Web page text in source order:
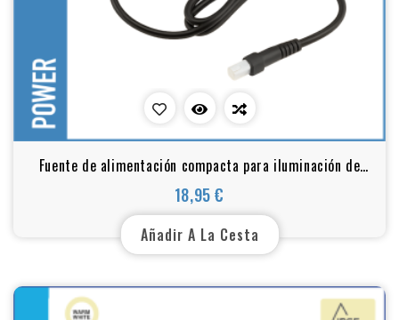
Fuente de alimentación compacta para iluminación de
jacuzzi y spa – 12V AC
18,95 €
Precio
Añadir A La Cesta